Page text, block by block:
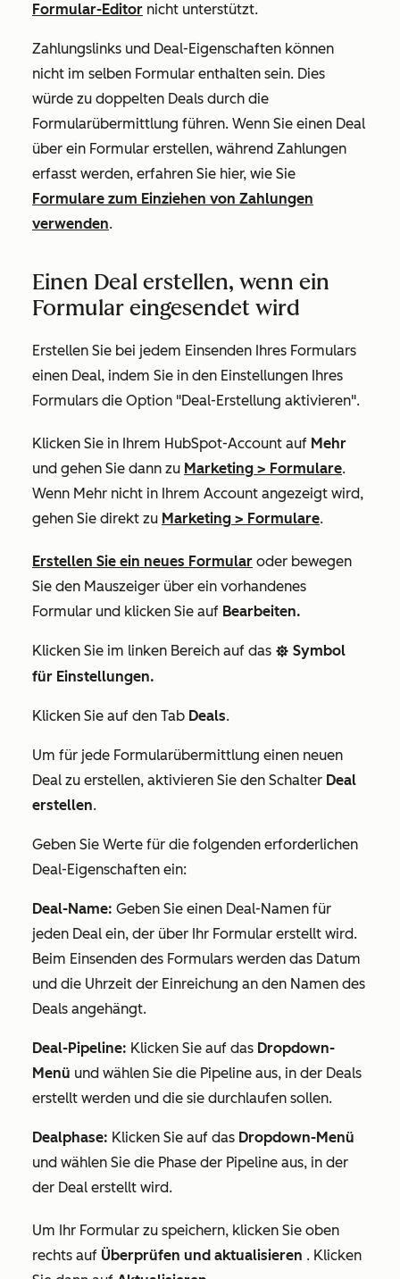
Formular-Editor nicht unterstützt.
Zahlungslinks und Deal-Eigenschaften können
nicht im selben Formular enthalten sein. Dies
würde zu doppelten Deals durch die
Formularübermittlung führen. Wenn Sie einen Deal
über ein Formular erstellen, während Zahlungen
erfasst werden, erfahren Sie hier, wie Sie
Formulare zum Einziehen von Zahlungen
verwenden.
Einen Deal erstellen, wenn ein
Formular eingesendet wird
Erstellen Sie bei jedem Einsenden Ihres Formulars
einen Deal, indem Sie in den Einstellungen Ihres
Formulars die Option "Deal-Erstellung aktivieren".
Klicken Sie in Ihrem HubSpot-Account auf Mehr
und gehen Sie dann zu Marketing > Formulare.
Wenn Mehr nicht in Ihrem Account angezeigt wird,
gehen Sie direkt zu Marketing > Formulare.
Erstellen Sie ein neues Formular oder bewegen
Sie den Mauszeiger über ein vorhandenes
Formular und klicken Sie auf Bearbeiten.
Klicken Sie im linken Bereich auf das settings Symbol
für Einstellungen.
Klicken Sie auf den Tab Deals.
Um für jede Formularübermittlung einen neuen
Deal zu erstellen, aktivieren Sie den Schalter Deal
erstellen.
Geben Sie Werte für die folgenden erforderlichen
Deal-Eigenschaften ein:
Deal-Name: Geben Sie einen Deal-Namen für
jeden Deal ein, der über Ihr Formular erstellt wird.
Beim Einsenden des Formulars werden das Datum
und die Uhrzeit der Einreichung an den Namen des
Deals angehängt.
Deal-Pipeline: Klicken Sie auf das Dropdown-
Menü und wählen Sie die Pipeline aus, in der Deals
erstellt werden und die sie durchlaufen sollen.
Dealphase: Klicken Sie auf das Dropdown-Menü
und wählen Sie die Phase der Pipeline aus, in der
der Deal erstellt wird.
Um Ihr Formular zu speichern, klicken Sie oben
rechts auf Überprüfen und aktualisieren . Klicken